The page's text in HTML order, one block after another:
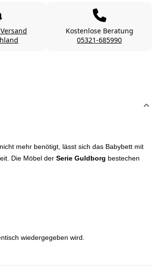
Kostenlose Beratung
05321-685990
mehr benötigt, lässt sich das Babybett mit
Die Möbel der Serie Guldborg bestechen
wiedergegeben wird.